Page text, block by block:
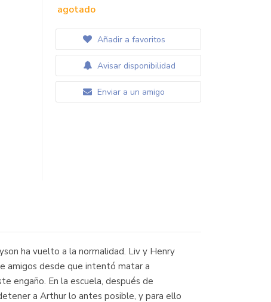
agotado
Añadir a favoritos
Avisar disponibilidad
Enviar a un amigo
ha vuelto a la normalidad. Liv y Henry
amigos desde que intentó matar a
engaño. En la escuela, después de
a Arthur lo antes posible, y para ello